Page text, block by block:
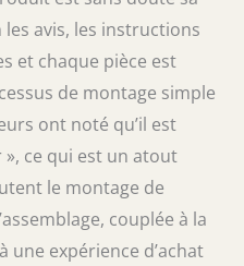
les avis, les instructions
et chaque pièce est
de montage simple
ont noté qu’il est
ce qui est un atout
le montage de
couplée à la
expérience d’achat